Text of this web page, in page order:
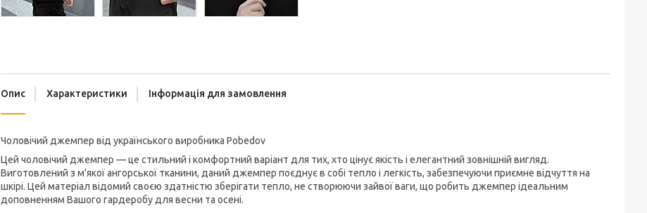
Опис Характеристики Інформація для замовлення
Чоловічий джемпер від українського виробника Pobedov
Цей чоловічий джемпер — це стильний і комфортний варіант для тих, хто цінує якість і елегантний зовнішній вигляд.
Виготовлений з м'якої ангорської тканини, даний джемпер поєднує в собі тепло і легкість, забезпечуючи приємне відчуття на
шкірі. Цей матеріал відомий своєю здатністю зберігати тепло, не створюючи зайвої ваги, що робить джемпер ідеальним
доповненням Вашого гардеробу для весни та осені.